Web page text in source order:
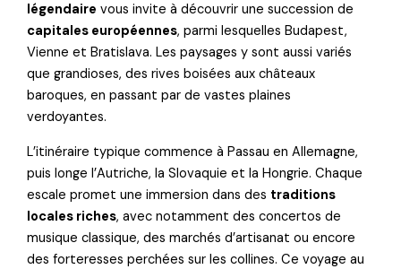
légendaire vous invite à découvrir une succession de
capitales européennes, parmi lesquelles Budapest,
Vienne et Bratislava. Les paysages y sont aussi variés
que grandioses, des rives boisées aux châteaux
baroques, en passant par de vastes plaines
verdoyantes.
L’itinéraire typique commence à Passau en Allemagne,
puis longe l’Autriche, la Slovaquie et la Hongrie. Chaque
escale promet une immersion dans des traditions
locales riches, avec notamment des concertos de
musique classique, des marchés d’artisanat ou encore
des forteresses perchées sur les collines. Ce voyage au